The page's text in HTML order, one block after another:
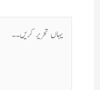
یہاں
تحریر